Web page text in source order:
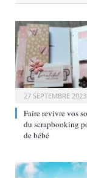
27 SEPTEMBRE 2023
Faire revivre vos
du scrapbooking
de bébé